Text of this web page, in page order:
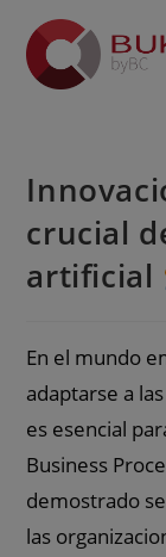
crucial
artificial
En el mundo
adaptarse a
es esencial
Business
demostrado
las